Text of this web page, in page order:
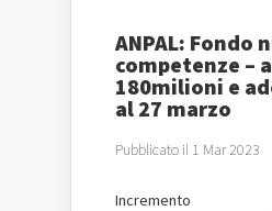
ANPAL: Fondo
competenze –
180milioni e
al 27 marzo
Pubblicato il 1 Mar 2023
Incremento